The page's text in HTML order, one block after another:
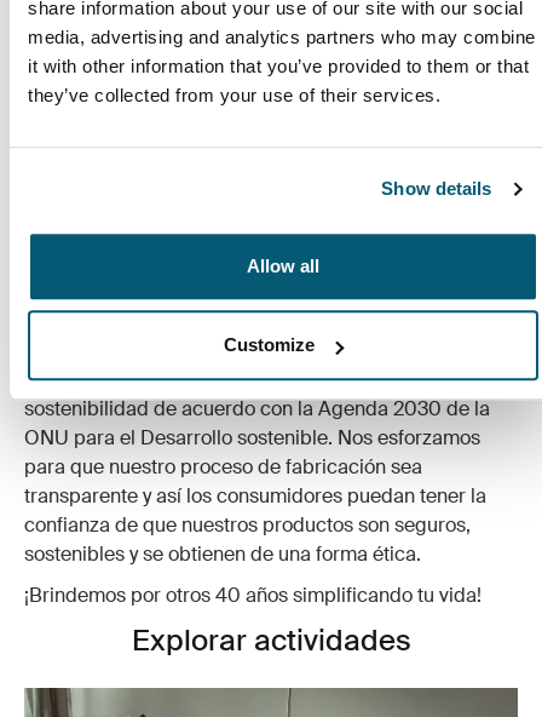
share information about your use of our site with our social
media, advertising and analytics partners who may combine
it with other information that you’ve provided to them or that
they’ve collected from your use of their services.
Show details
Allow all
Customize
Productos fabricados para durar
Si bien puede llevar hasta dos años diseñar y
velocidad. Para nosotros, lo más importante es
En Case Logic, aspiramos a contribuir a un mundo más
ecológico al asegurar que la sostenibilidad y el
comportamiento ético sean siempre la principal
prioridad. En 2018 establecimos nuevos objetivos de
sostenibilidad de acuerdo con la Agenda 2030 de la
ONU para el Desarrollo sostenible. Nos esforzamos
para que nuestro proceso de fabricación sea
transparente y así los consumidores puedan tener la
confianza de que nuestros productos son seguros,
sostenibles y se obtienen de una forma ética.
¡Brindemos por otros 40 años simplificando tu vida!
Explorar actividades